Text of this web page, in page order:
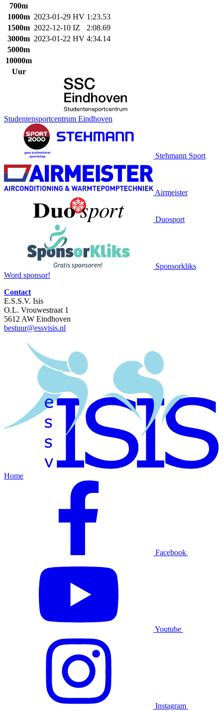
700m
1000m 2023-01-29 HV 1:23.53
1500m 2022-12-10 IZ
2:08.69
3000m 2023-01-22 HV 4:34.14
5000m
10000m
Uur
Studentensportcentrum Eindhoven
Stehmann Sport
Airmeister
Duosport
Sponsorkliks
Word sponsor!
Contact
E.S.S.V. Isis
O.L. Vrouwestraat 1
5612 AW Eindhoven
bestuur@essvisis.nl
Home
Facebook
Youtube
Instagram